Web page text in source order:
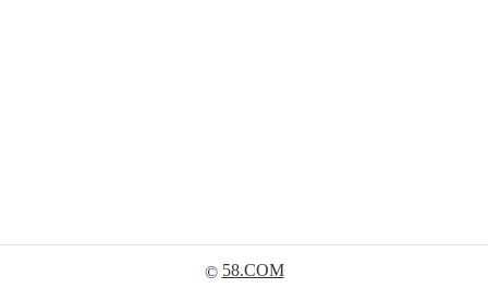
© 58.COM